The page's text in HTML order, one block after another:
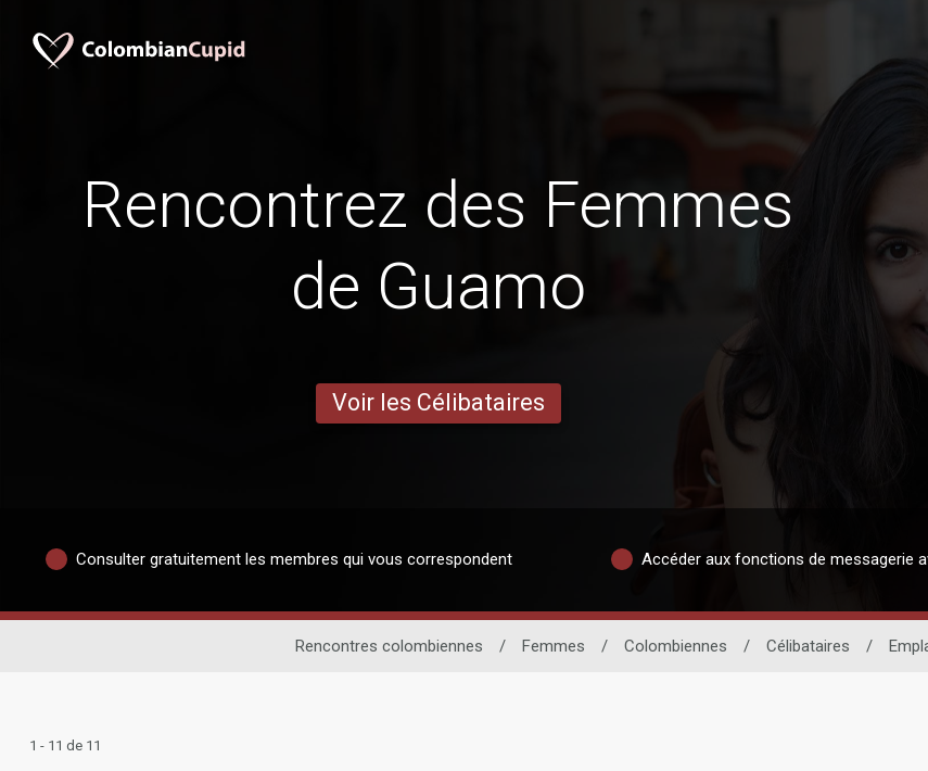
Rencontrez des Femmes
de Guamo
Voir les Célibataires
Consulter gratuitement les membres qui vous correspondent Accéder aux fonctions de messagerie
Rencontres colombiennes / Femmes / Colombiennes / Célibataires /
1 - 11 de 11